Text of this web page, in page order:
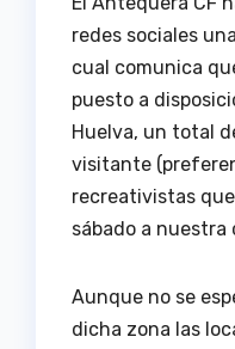
redes sociales
cual comunica
puesto a
Huelva, un total
visitante
recreativistas
sábado a nuestra
Aunque no se
dicha zona las